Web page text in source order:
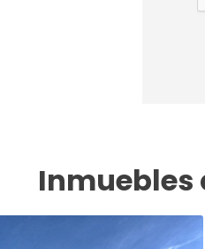
Inmuebles